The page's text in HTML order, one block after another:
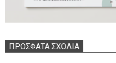
ΠΡΌΣΦΑΤΑ ΣΧΌΛΙΑ